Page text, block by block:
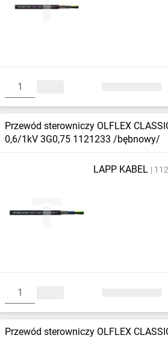
Przewód sterowniczy OLFLEX
0,6/1kV 3G0,75 1121233 /bębnowy/
LAPP KABEL
Przewód sterowniczy OLFLEX